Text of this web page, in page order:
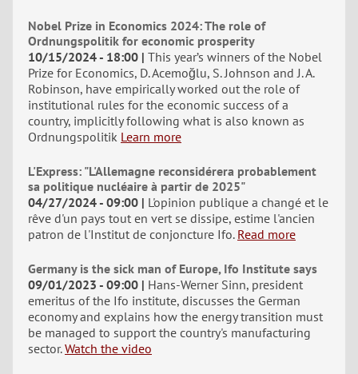
Nobel Prize in Economics 2024: The role of
Ordnungspolitik for economic prosperity
10/15/2024 - 18:00 This year’s winners of the Nobel
Prize for Economics, D. Acemoğlu, S. Johnson and J. A.
Robinson, have empirically worked out the role of
institutional rules for the economic success of a
country, implicitly following what is also known as
Ordnungspolitik Learn more
L'Express: "L'Allemagne reconsidérera probablement
sa politique nucléaire à partir de 2025"
04/27/2024 - 09:00
L'opinion publique a changé et le
rêve d'un pays tout en vert se dissipe, estime l'ancien
patron de l'Institut de conjoncture Ifo. Read more
Germany is the sick man of Europe, Ifo Institute says
09/01/2023 - 09:00
Hans-Werner Sinn, president
emeritus of the Ifo institute, discusses the German
economy and explains how the energy transition must
be managed to support the country's manufacturing
sector. Watch the video